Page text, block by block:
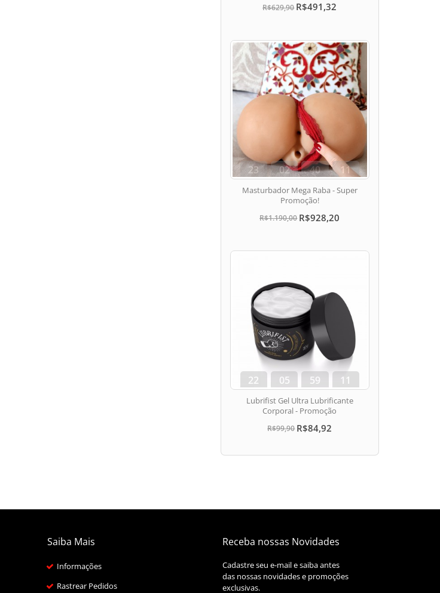
R$629,90 R$491,32
23
dias
02
hora
40
min
10
seg
Masturbador Mega Raba - Super
Promoção!
R$1.190,00 R$928,20
22
dias
05
hora
59
min
10
seg
Lubrifist Gel Ultra Lubrificante
Corporal - Promoção
R$99,90 R$84,92
Saiba Mais
Informações
Rastrear Pedidos
Receba nossas Novidades
Cadastre seu e-mail e saiba antes
das nossas novidades e promoções
exclusivas.